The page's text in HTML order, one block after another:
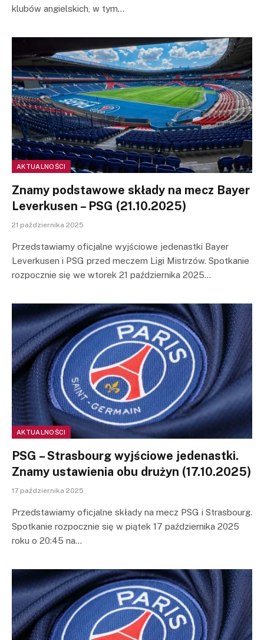
klubów angielskich, w tym…
AKTUALNOŚCI
Znamy podstawowe składy na mecz Bayer
Leverkusen – PSG (21.10.2025)
21 października 2025
Przedstawiamy oficjalne wyjściowe jedenastki Bayer
Leverkusen i PSG przed meczem Ligi Mistrzów. Spotkanie
rozpocznie się we wtorek 21 października 2025…
AKTUALNOŚCI
PSG – Strasbourg wyjściowe jedenastki.
Znamy ustawienia obu drużyn (17.10.2025)
17 października 2025
Przedstawiamy oficjalne składy na mecz PSG i Strasbourg.
Spotkanie rozpocznie się w piątek 17 października 2025
roku o 20:45 na…